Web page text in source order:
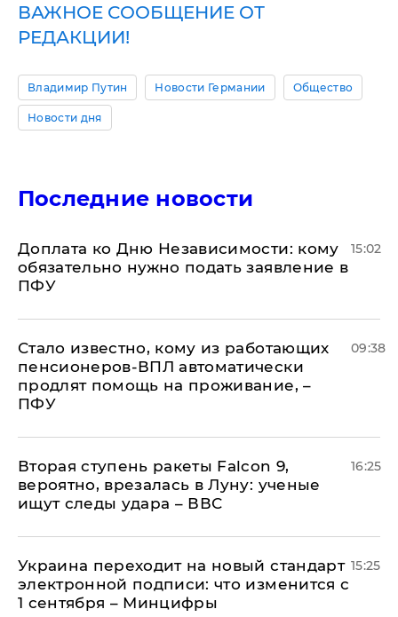
ВАЖНОЕ СООБЩЕНИЕ ОТ
РЕДАКЦИИ!
Владимир Путин Новости Германии Общество
Новости дня
Последние новости
Доплата ко Дню Независимости: кому
обязательно нужно подать заявление в
ПФУ
15:02
Стало известно, кому из работающих
пенсионеров-ВПЛ автоматически
продлят помощь на проживание, –
ПФУ
09:38
Вторая ступень ракеты Falcon 9,
вероятно, врезалась в Луну: ученые
ищут следы удара – ВВС
16:25
Украина переходит на новый стандарт
электронной подписи: что изменится с
1 сентября – Минцифры
15:25